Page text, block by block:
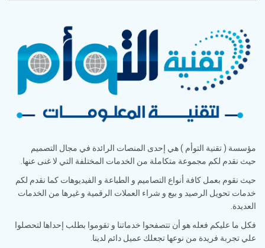
مؤسسة ( تقنية التوأم ) هي إحدى المنصات الرائدة في مجال التصميم
حيث نقدم لكم مجموعة متكاملة من الخدمات المختلفة التي لا غنى عنها.
حيث نقوم بعمل كافة أنواع التصاميم و الطباعة و الفيديوهات كما نقدم لكم
خدمات تحويل الرصيد و بيع و شراء العملات الرقمية و غيرها من الخدمات
العديدة.
فكل ما عليكم فعله هو أن تتصفحوا خدماتنا و تقوموا بطلب إحداها لتحصلوا
علي تجربة فريدة من نوعها تجعلك عميل دائم لدينا.